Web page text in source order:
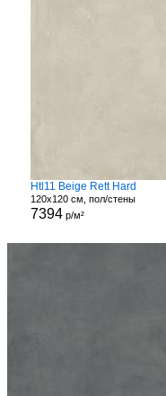
Htl11 Beige Rett Hard
120x120 см, пол/стены
7394 р/м²